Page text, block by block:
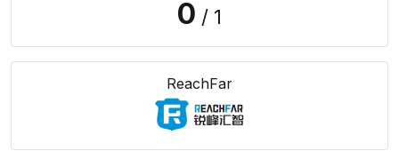
0 / 1
ReachFar